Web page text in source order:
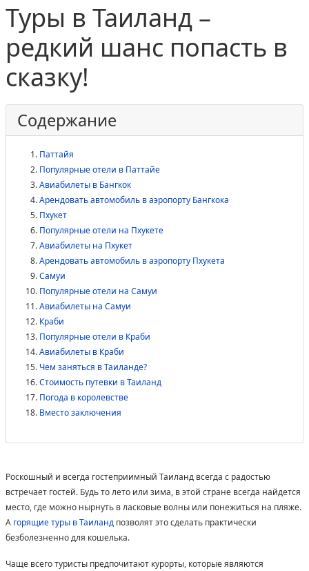
Туры в Таиланд –
редкий шанс попасть в
сказку!
Содержание
Паттайя
Популярные отели в Паттайе
Авиабилеты в Бангкок
Арендовать автомобиль в аэропорту Бангкока
Пхукет
Популярные отели на Пхукете
Авиабилеты на Пхукет
Арендовать автомобиль в аэропорту Пхукета
Самуи
Популярные отели на Самуи
Авиабилеты на Самуи
Краби
Популярные отели в Краби
Авиабилеты в Краби
Чем заняться в Таиланде?
Стоимость путевки в Таиланд
Погода в королевстве
Вместо заключения
Роскошный и всегда гостеприимный Таиланд всегда с радостью
встречает гостей. Будь то лето или зима, в этой стране всегда найдется
место, где можно нырнуть в ласковые волны или понежиться на пляже.
А горящие туры в Таиланд позволят это сделать практически
безболезненно для кошелька.
Чаще всего туристы предпочитают курорты, которые являются